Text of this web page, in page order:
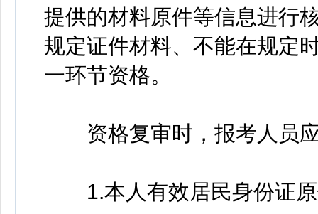
提供的材料原件等信息进行
规定证件材料、不能在规定
一环节资格。
资格复审时，报考人员应
1.本人有效居民身份证原